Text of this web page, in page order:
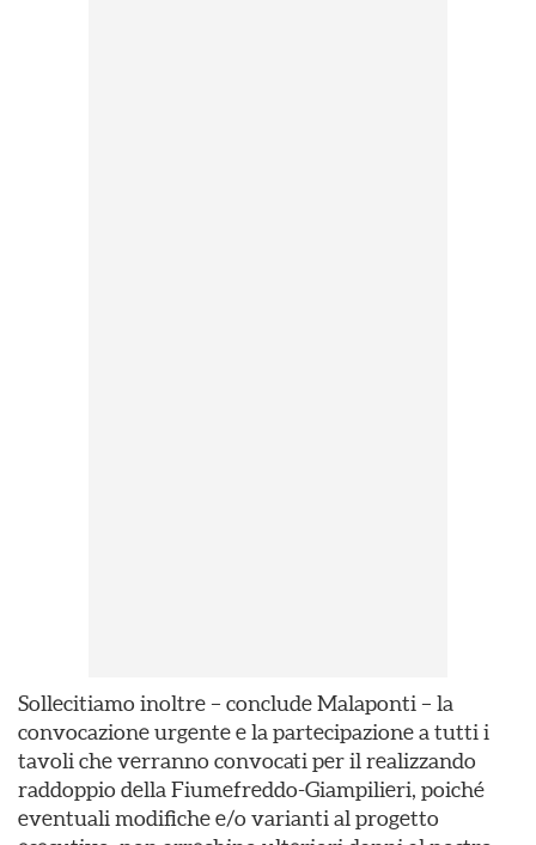
Sollecitiamo inoltre – conclude Malaponti – la
convocazione urgente e la partecipazione a tutti i
tavoli che verranno convocati per il realizzando
raddoppio della Fiumefreddo-Giampilieri, poiché
eventuali modifiche e/o varianti al progetto